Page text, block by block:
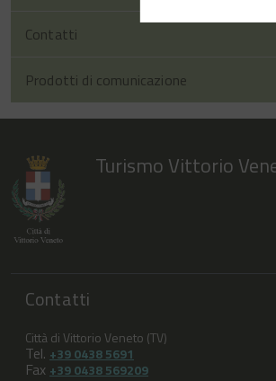
Contatti
Prodotti di comunicazione
Turismo Vittorio
Contatti
Città di Vittorio Veneto (TV)
Tel. +39 0438 5691
Fax +39 0438 569209